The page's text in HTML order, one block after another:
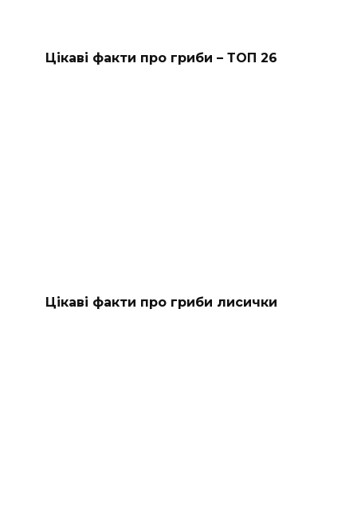
Цікаві факти про гриби – ТОП 26
Цікаві факти про гриби лисички